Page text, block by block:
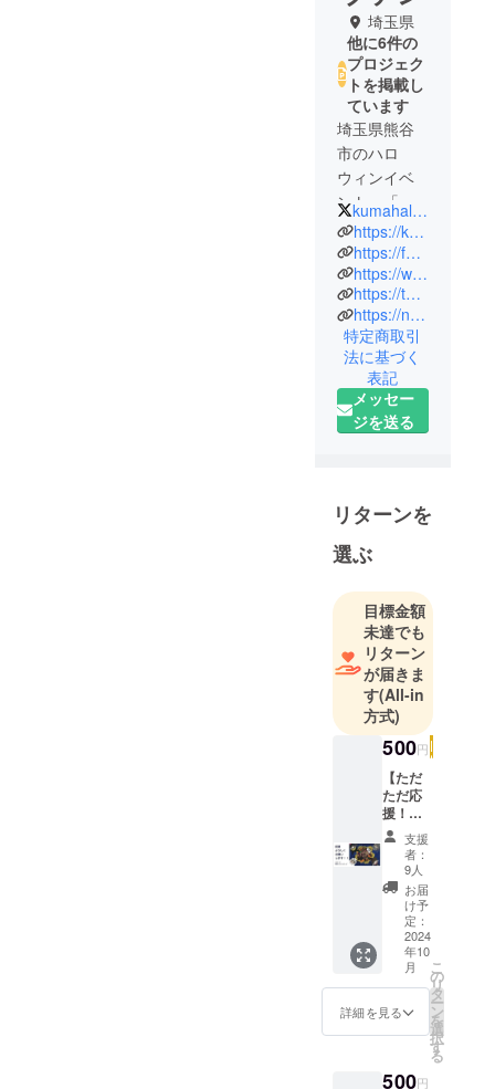
埼玉県
他に6件の
プロジェク
トを掲載し
ています
埼玉県熊谷
市のハロ
ウィンイベ
ント、「ク
マガヤハロ
ウィン」の
キャプテン
です！
ヘッポコ魔
女です！
kumahallo2019
https://kumahallo.sukimachi.com/
https://facebook.com/kumahallo/
https://www.instagram.com/kumahallo/
https://twitter.com/kumahallo2019
https://note.com/kumahallo
特定商取引
法に基づく
表記
メッセー
ジを送る
リターンを
選ぶ
目標金額
未達でも
リターン
が届きま
す(All-in
方式)
500円
【ただ
ただ応
援！】
クマハ
ロをた
だただ
応援し
てくだ
さる方
向けで
す！
【リ
ター
ン】 ・
クマハ
ロキャ
からの
支援
者：
9人
お届
け予
定：
2024
年10
月
詳細を見る
こ
の
リ
タ
ー
ン
を
選
択
す
る
500円